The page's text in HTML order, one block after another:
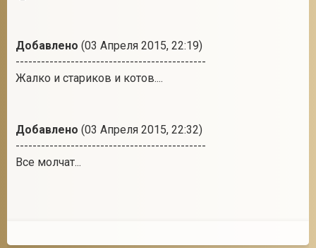
Добавлено (03 Апреля 2015, 22:19)
---------------------------------------------
Жалко и стариков и котов....
Добавлено (03 Апреля 2015, 22:32)
---------------------------------------------
Все молчат...